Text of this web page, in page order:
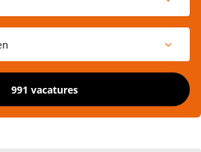
991 vacatures